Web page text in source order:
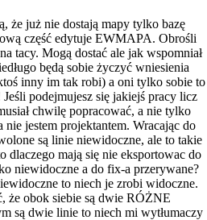
że już nie dostają mapy tylko bazę
część edytuje EWMAPA. Obrośli
tacy. Mogą dostać ale jak wspomniał
będą sobie życzyć wniesienia
inny im tak robi) a oni tylko sobie to
podejmujesz się jakiejś pracy licz
chwilę popracować, a nie tylko
jestem projektantem. Wracając do
są linie niewidoczne, ale to takie
dlaczego mają się nie eksportowac do
niewidoczne a do fix-a przerywane?
to niech je zrobi widoczne.
że obok siebie są dwie RÓŻNE
są dwie linie to niech mi wytłumaczy